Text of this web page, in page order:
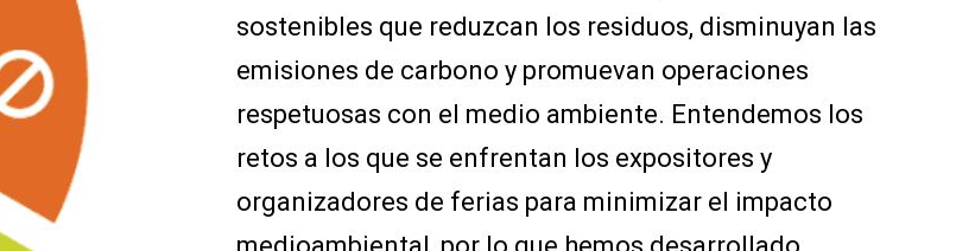
sostenibles que reduzcan los residuos, disminuyan las
emisiones de carbono y promuevan operaciones
respetuosas con el medio ambiente. Entendemos los
retos a los que se enfrentan los expositores y
organizadores de ferias para minimizar el impacto